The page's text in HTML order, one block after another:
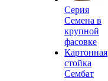
Серия
Семена в
крупной
фасовке
Картонная
стойка
Сембат